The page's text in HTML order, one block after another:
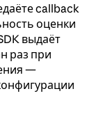
callback
оценки
выдаёт
раз при
—